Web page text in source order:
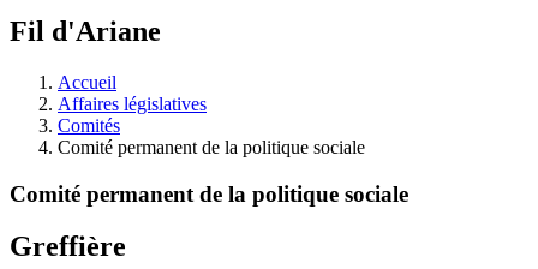
à
législative.
Fil d'Ariane
Accueil
Affaires législatives
Comités
Comité permanent de la politique sociale
Comité permanent de la politique sociale
Greffière